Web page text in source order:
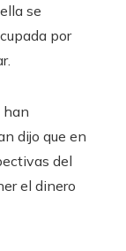
se
por
han
dijo que en
del
el dinero